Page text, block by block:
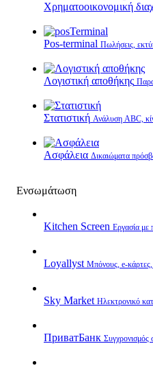
Χρηματοοικονομική
Pos-terminal Πωλήσεις,
Λογιστική αποθήκης
Στατιστική Ανάλυση ABC,
Ασφάλεια Δικαιώματα
Ενσωμάτωση
Kitchen Screen Εργασία με
Loyallyst Μπόνους,
Sky Market Ηλεκτρονικό
ПриватБанк